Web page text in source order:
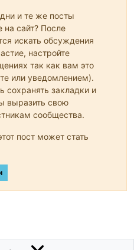
и те же посты
на сайт? После
искать обсуждения
настройте
так как вам это
или уведомлением).
сохранять закладки и
выразить свою
сообщества.
пост может стать